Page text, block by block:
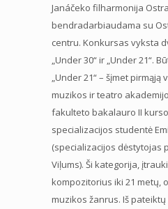
Janáčeko filharmonija
bendradarbiaudama su
centru. Konkursas vyksta
„Under 30“ ir „Under 21“.
„Under 21“ – šįmet
muzikos ir teatro
fakulteto bakalauro II
specializacijos studentė
(specializacijos dėstytojas
Viļums). Ši kategorija,
kompozitorius iki 21 metų,
muzikos žanrus. Iš